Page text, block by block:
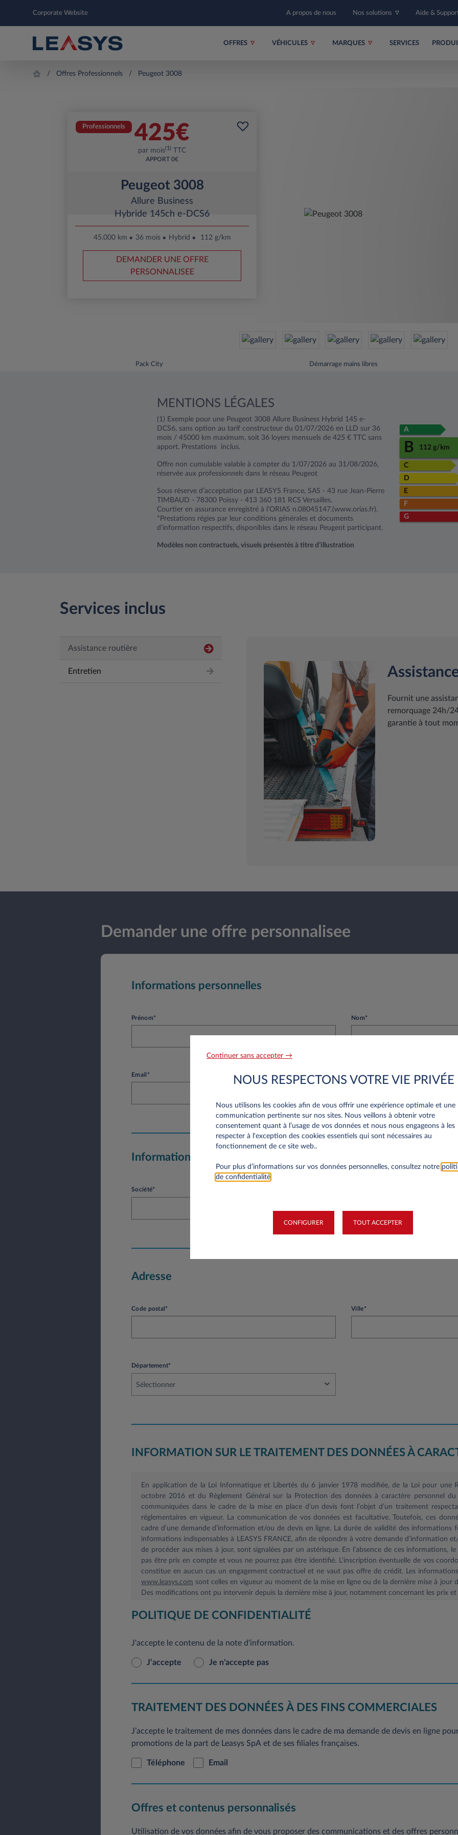
Corporate Website A propos de nous Nos solutions Aide &
OFFRES VÉHICULES MARQUES SERVICES
Offres Professionnels Peugeot 3008
Professionnels 425€
par mois(1) TTC
APPORT 0€
Peugeot 3008
Allure Business
Hybride 145ch e-DCS6
45.000 km 36 mois Hybrid 112 g/km
DEMANDER UNE OFFRE
PERSONNALISEE
Pack City Démarrage mains libres
MENTIONS LÉGALES
(1) Exemple pour une Peugeot 3008 Allure Business Hybrid 145 e-
DCS6, sans option au tarif constructeur du 01/07/2026 en LLD sur 36
mois / 45000 km maximum, soit 36 loyers mensuels de 425 € TTC sans
apport. Prestations inclus.
Offre non cumulable valable à compter du 1/07/2026 au 31/08/2026,
réservée aux professionnels dans le réseau Peugeot
Sous réserve d’acceptation par LEASYS France, SAS - 43 rue Jean-Pierre
TIMBAUD - 78300 Poissy - 413 360 181 RCS Versailles.
Courtier en assurance enregistré à l’ORIAS n.08045147.(www.orias.fr).
*Prestations régies par leur conditions générales et documents
d'information respectifs, disponibles dans le réseau Peugeot participant.
Modèles non contractuels, visuels présentés à titre d’illustration
A
B 112 g/km
C
D
E
F
G
Services inclus
Assistance routière
Entretien
Fournit une
remorquage 24h/
garantie à tout
Demander une offre personnalisee
Informations personnelles
Prénom* Nom*
Email* Numéro de téléphone*
Informations société
Société*
Adresse
Code postal* Ville*
Département*
Sélectionner
INFORMATION SUR LE TRAITEMENT DES DONNÉES À
En application de la Loi Informatique et Libertés du 6 janvier 1978 modifiée, de la Loi pour une
octobre 2016 et du Règlement Général sur la Protection des données à caractère personnel
communiquées dans le cadre de la mise en place d’un devis font l’objet d’un traitement
réglementaires en vigueur. La communication de vos données est facultative. Toutefois, ces
cadre d’une demande d’information et/ou de devis en ligne. La durée de validité des informations
informations indispensables à LEASYS FRANCE, afin de répondre à votre demande d’information
de procéder aux mises à jour, sont signalées par un astérisque. En l’absence de ces informations,
pas être pris en compte et vous ne pourrez pas être identifié. L'inscription éventuelle de vos
constitue en aucun cas un engagement contractuel et ne vaut pas offre de crédit. Les
www.leasys.com sont celles en vigueur au moment de la mise en ligne ou de la dernière mise à jour
Des modifications ont pu intervenir depuis la dernière mise à jour, notamment concernant les prix
En application du Règlement Général sur la protection des données à caractère personnel, vous
rectification, de modification et de suppression concernant l’ensemble de vos données. Si vous
courrier postal à l’adresse suivante: Leasys France-Service Clientèle, 2/10 Boulevard de l'Europe, CS
POLITIQUE DE CONFIDENTIALITÉ
J'accepte le contenu de la note d'information.
J’accepte Je n'accepte pas
TRAITEMENT DES DONNÉES À DES FINS COMMERCIALES
J’accepte le traitement de mes données dans le cadre de ma demande de devis en ligne
promotions de la part de Leasys SpA et de ses filiales françaises.
Téléphone Email
Offres et contenus personnalisés
Utilisation de vos données afin de vous proposer des communications et des offres
Continuer sans accepter →
NOUS RESPECTONS VOTRE VIE PRIVÉE
Nous utilisons les cookies afin de vous offrir une expérience optimale et une
communication pertinente sur nos sites. Nous veillons à obtenir votre
consentement quant à l’usage de vos données et nous nous engageons à les
respecter à l'exception des cookies essentiels qui sont nécessaires au
fonctionnement de ce site web..
Pour plus d’informations sur vos données personnelles, consultez notre
de confidentialité
CONFIGURER TOUT ACCEPTER